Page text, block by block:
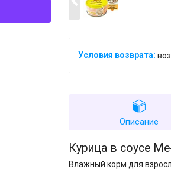
Описание
Курица в соусе
Влажный корм для